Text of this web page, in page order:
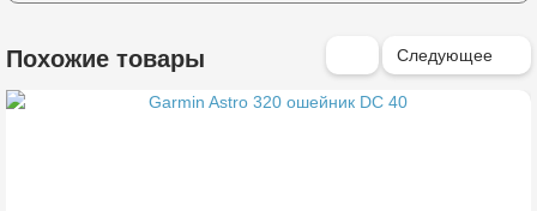
Похожие товары Следующее